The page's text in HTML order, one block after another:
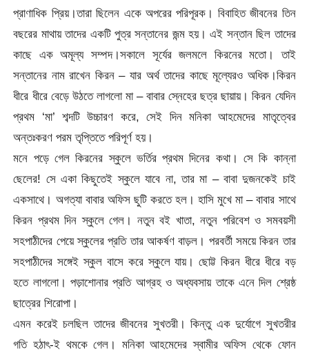
প্রাণাধিক প্রিয়।তারা ছিলেন একে অপরের পরিপূরক। বিবাহিত জীবনের তিন
বছরের মাথায় তাদের একটি পুত্র সন্তানের জন্ম হয়। এই সন্তান ছিল তাদের
কাছে এক অমূল্য সম্পদ।সকালে সূর্যের জলমলে কিরনের মতো। তাই
সন্তানের নাম রাখেন কিরন – যার অর্থ তাদের কাছে মূল্যেরও অধিক।কিরন
ধীরে ধীরে বেড়ে উঠতে লাগলো মা – বাবার স্নেহের ছত্র ছায়ায়। কিরন যেদিন
প্রথম ‘মা’ শব্দটি উচ্চারণ করে, সেই দিন মনিকা আহমেদের মাতৃত্বের
অন্তঃকরণ পরম তৃপ্তিতে পরিপূর্ণ হয়।
মনে পড়ে গেল কিরনের স্কুলে ভর্তির প্রথম দিনের কথা। সে কি কান্না
ছেলের! সে একা কিছুতেই স্কুলে যাবে না, তার মা – বাবা দুজনকেই চাই
একসাথে। অগত্যা বাবার অফিস ছুটি করতে হল। হাসি মুখে মা – বাবার সাথে
কিরন প্রথম দিন স্কুলে গেল। নতুন বই খাতা, নতুন পরিবেশ ও সমবয়সী
সহপাঠীদের পেয়ে স্কুলের প্রতি তার আকর্ষণ বাড়ল। পরবর্তী সময়ে কিরন তার
সহপাঠীদের সঙ্গেই স্কুল বাসে করে স্কুলে যায়। ছোট্ট কিরন ধীরে ধীরে বড়
হতে লাগলো। পড়াশোনার প্রতি আগ্রহ ও অধ্যবসায় তাকে এনে দিল শ্রেষ্ঠ
ছাত্রের শিরোপা।
এমন করেই চলছিল তাদের জীবনের সুখতরী। কিন্তু এক দুর্যোগে সুখতরীর
গতি হঠাৎ-ই থমকে গেল। মনিকা আহমেদের স্বামীর অফিস থেকে ফোন